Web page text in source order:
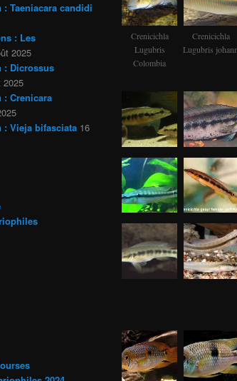
Taeniacara candidi
: Les
2025
: Dicrossus
2025
Crenicara
Vieja bifasciata 16
Crenicichla
Lugubris
Colombia
Crenicichla
Lugubris